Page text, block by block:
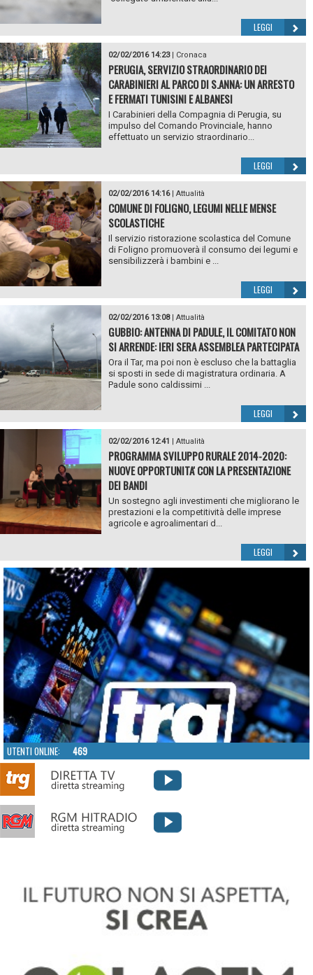
LEGGI
02/02/2016 14:23| Cronaca
PERUGIA, SERVIZIO STRAORDINARIO DEI
CARABINIERI AL PARCO DI S.ANNA: UN ARRESTO
E FERMATI TUNISINI E ALBANESI
I Carabinieri della Compagnia di Perugia, su
impulso del Comando Provinciale, hanno
effettuato un servizio straordinario...
LEGGI
02/02/2016 14:16| Attualità
COMUNE DI FOLIGNO, LEGUMI NELLE MENSE
SCOLASTICHE
Il servizio ristorazione scolastica del Comune
di Foligno promuoverà il consumo dei legumi e
sensibilizzerà i bambini e ...
LEGGI
02/02/2016 13:08| Attualità
GUBBIO: ANTENNA DI PADULE, IL COMITATO NON
SI ARRENDE: IERI SERA ASSEMBLEA PARTECIPATA
Ora il Tar, ma poi non è escluso che la battaglia
si sposti in sede di magistratura ordinaria. A
Padule sono caldissimi ...
LEGGI
02/02/2016 12:41 | Attualità
PROGRAMMA SVILUPPO RURALE 2014-2020:
NUOVE OPPORTUNITA' CON LA PRESENTAZIONE
DEI BANDI
Un sostegno agli investimenti che migliorano le
prestazioni e la competitività delle imprese
agricole e agroalimentari d...
LEGGI
UTENTI ONLINE: 469